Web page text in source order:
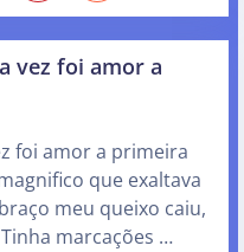
vez foi amor a
foi amor a primeira
que exaltava
meu queixo caiu,
marcações …